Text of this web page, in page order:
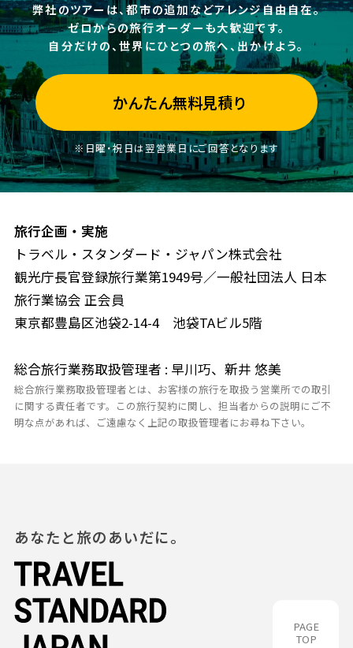
弊社のツアーは、都市の追加などアレンジ自由自在。
ゼロからの旅行オーダーも大歓迎です。
自分だけの、世界にひとつの旅へ、出かけよう。
かんたん無料見積り
※日曜・祝日は翌営業日にご回答となります
旅行企画・実施
トラベル・スタンダード・ジャパン株式会社
観光庁長官登録旅行業第1949号／一般社団法人 日本
旅行業協会 正会員
東京都豊島区池袋2-14-4 池袋TAビル5階
総合旅行業務取扱管理者 : 早川巧、新井 悠美
総合旅行業務取扱管理者とは、お客様の旅行を取扱う営業所での取引
に関する責任者です。この旅行契約に関し、担当者からの説明にご不
明な点があれば、ご遠慮なく上記の取扱管理者にお尋ね下さい。
PAGE
TOP
あなたと旅のあいだに。